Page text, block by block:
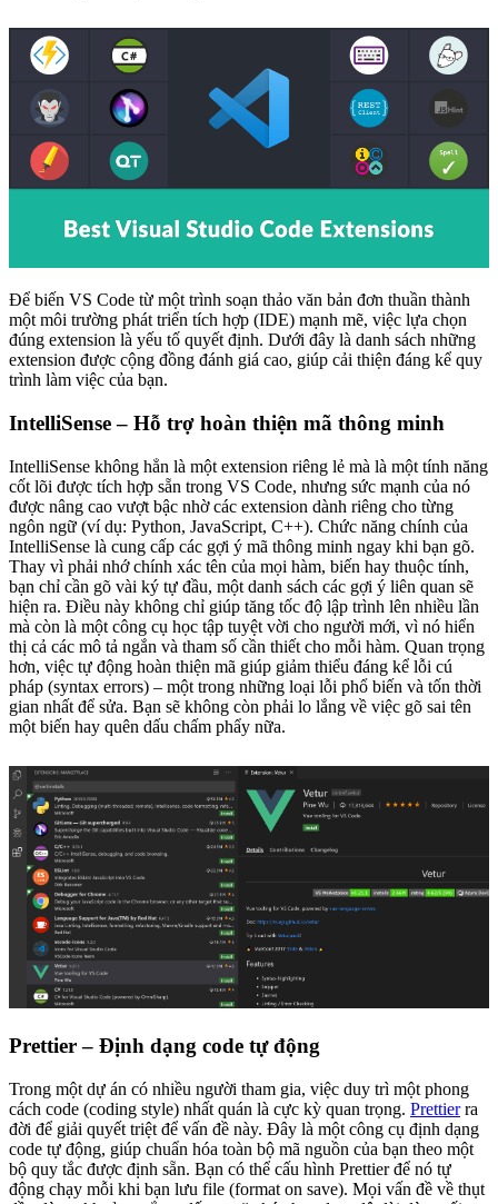
Để biến VS Code từ một trình soạn thảo văn bản đơn thuần thành
một môi trường phát triển tích hợp (IDE) mạnh mẽ, việc lựa chọn
đúng extension là yếu tố quyết định. Dưới đây là danh sách những
extension được cộng đồng đánh giá cao, giúp cải thiện đáng kể quy
trình làm việc của bạn.
IntelliSense – Hỗ trợ hoàn thiện mã thông minh
IntelliSense không hẳn là một extension riêng lẻ mà là một tính năng
cốt lõi được tích hợp sẵn trong VS Code, nhưng sức mạnh của nó
được nâng cao vượt bậc nhờ các extension dành riêng cho từng
ngôn ngữ (ví dụ: Python, JavaScript, C++). Chức năng chính của
IntelliSense là cung cấp các gợi ý mã thông minh ngay khi bạn gõ.
Thay vì phải nhớ chính xác tên của mọi hàm, biến hay thuộc tính,
bạn chỉ cần gõ vài ký tự đầu, một danh sách các gợi ý liên quan sẽ
hiện ra. Điều này không chỉ giúp tăng tốc độ lập trình lên nhiều lần
mà còn là một công cụ học tập tuyệt vời cho người mới, vì nó hiển
thị cả các mô tả ngắn và tham số cần thiết cho mỗi hàm. Quan trọng
hơn, việc tự động hoàn thiện mã giúp giảm thiểu đáng kể lỗi cú
pháp (syntax errors) – một trong những loại lỗi phổ biến và tốn thời
gian nhất để sửa. Bạn sẽ không còn phải lo lắng về việc gõ sai tên
một biến hay quên dấu chấm phẩy nữa.
Prettier – Định dạng code tự động
Trong một dự án có nhiều người tham gia, việc duy trì một phong
cách code (coding style) nhất quán là cực kỳ quan trọng. Prettierra
đời để giải quyết triệt để vấn đề này. Đây là một công cụ định dạng
code tự động, giúp chuẩn hóa toàn bộ mã nguồn của bạn theo một
bộ quy tắc được định sẵn. Bạn có thể cấu hình Prettier để nó tự
động chạy mỗi khi bạn lưu file (format on save). Mọi vấn đề về thụt